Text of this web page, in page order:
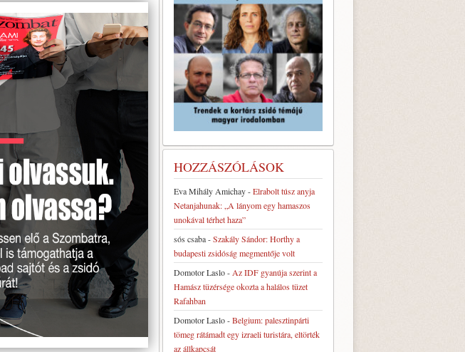
HOZZÁSZÓLÁSOK
Eva Mihály Amichay-Elrabolt túsz anyja
Netanjahunak: „A lányom egy hamaszos
unokával térhet haza”
sós csaba-Szakály Sándor: Horthy a
budapesti zsidóság megmentője volt
Domotor Laslo- Az IDF gyanúja szerint a
Hamász tüzérsége okozta a halálos tüzet
Rafahban
Domotor Laslo-Belgium: palesztinpárti
tömeg rátámadt egy izraeli turistára, eltörték
az állkapcsát